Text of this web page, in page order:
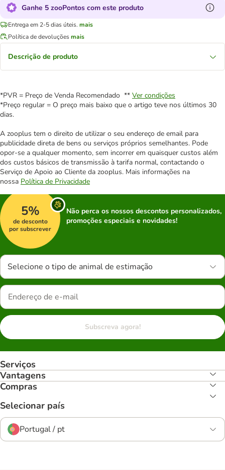
Ganhe 5 zooPontos com este produto
Entrega em 2-5 dias úteis. mais
Política de devoluçõesmais
Descrição de produto
*PVR = Preço de Venda Recomendado ** Ver condições
*Preço regular = O preço mais baixo que o artigo teve nos últimos 30
dias.
A zooplus tem o direito de utilizar o seu endereço de email para
publicidade direta de bens ou serviços próprios semelhantes. Pode
opor-se a qualquer momento, sem incorrer em quaisquer custos além
dos custos básicos de transmissão à tarifa normal, contactando o
Serviço de Apoio ao Cliente da zooplus. Mais informações na
nossa Política de Privacidade
5%
de desconto
por subscrever
Não perca os nossos descontos personalizados,
promoções especiais e novidades!
Selecione o tipo de animal de estimação
Subscreva agora!
Serviços
Vantagens
Compras
Selecionar país
Portugal / pt